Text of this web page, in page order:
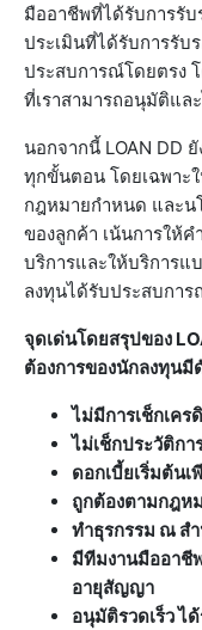
มืออาชีพที่ได้รับการรับ
ประเมินที่ได้รับการรับ
ประสบการณ์โดยตรง โ
ที่เราสามารถอนุมัติแล
นอกจากนี้ LOAN DD
ทุกขั้นตอน โดยเฉพาะ
กฎหมายกำหนด และน
ของลูกค้า เน้นการให้
บริการและให้บริการแ
ลงทุนได้รับประสบกา
จุดเด่นโดยสรุปของ
ต้องการของนักลงทุนมี
ไม่มีการเช็กเคร
ไม่เช็กประวัติก
ดอกเบี้ยเริ่มต้น
ถูกต้องตามกฎห
ทำธุรกรรม ณ ส
มีทีมงานมืออาชี
อายุสัญญา
อนุมัติรวดเร็ว ไ